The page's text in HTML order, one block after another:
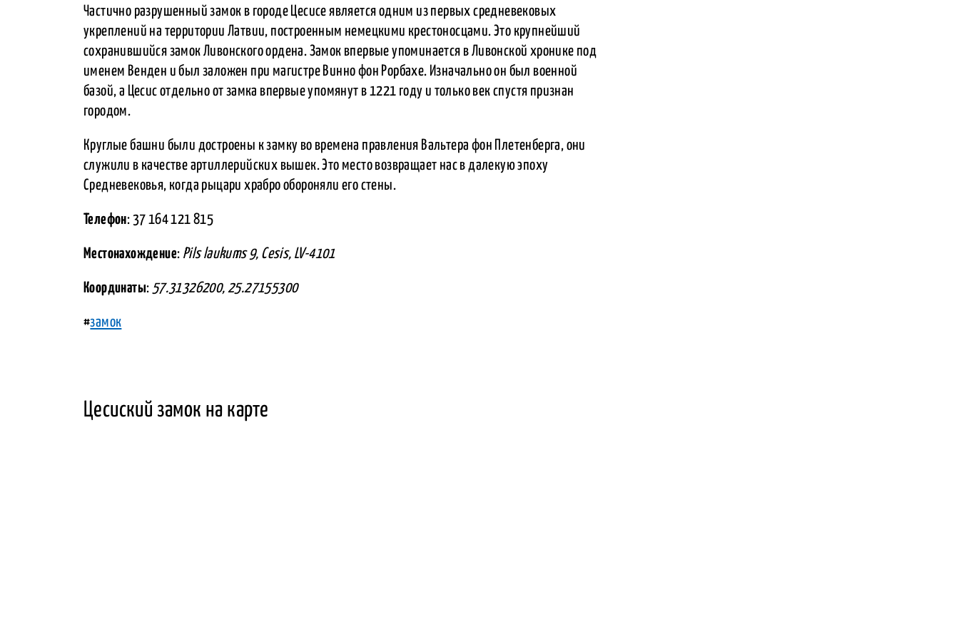
Частично разрушенный замок в городе Цесисе является одним из первых средневековых
укреплений на территории Латвии, построенным немецкими крестоносцами. Это крупнейший
сохранившийся замок Ливонского ордена. Замок впервые упоминается в Ливонской хронике под
именем Венден и был заложен при магистре Винно фон Рорбахе. Изначально он был военной
базой, а Цесис отдельно от замка впервые упомянут в 1221 году и только век спустя признан
городом.
Круглые башни были достроены к замку во времена правления Вальтера фон Плетенберга, они
служили в качестве артиллерийских вышек. Это место возвращает нас в далекую эпоху
Средневековья, когда рыцари храбро обороняли его стены.
Телефон: 37 164 121 815
Местонахождение: Pils laukums 9, Cesis, LV-4101
Координаты: 57.31326200, 25.27155300
#замок
Цесиский замок на карте